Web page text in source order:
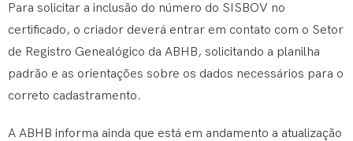
Para solicitar a inclusão do número do SISBOV no
certificado, o criador deverá entrar em contato com o Setor
de Registro Genealógico da ABHB, solicitando a planilha
padrão e as orientações sobre os dados necessários para o
correto cadastramento.
A ABHB informa ainda que está em andamento a atualização